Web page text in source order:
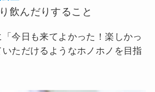
飲んだりすること
今日も来てよかった！楽しかっ
ただけるようなホノホノを目指